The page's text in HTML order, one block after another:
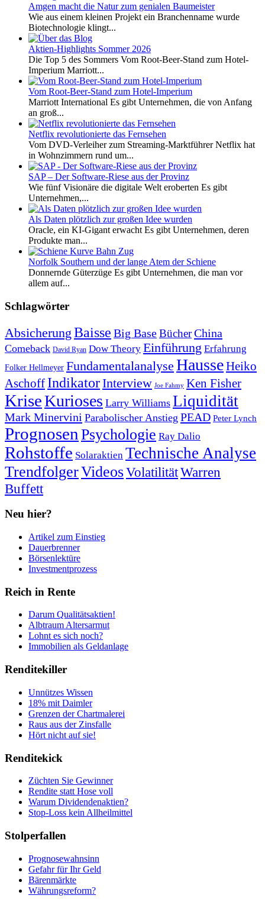
Amgen macht die Natur zum genialen Baumeister
Wie aus einem kleinen Projekt ein Branchenname wurde
Biotechnologie klingt...
Aktien-Highlights Sommer 2026
Die Top 5 des Sommers Vom Root-Beer-Stand zum Hotel-
Imperium Marriott...
Vom Root-Beer-Stand zum Hotel-Imperium
Marriott International Es gibt Unternehmen, die von Anfang
an groß...
Netflix revolutionierte das Fernsehen
Vom DVD-Verleiher zum Streaming-Marktführer Netflix hat
in Wohnzimmern rund um...
SAP – Der Software-Riese aus der Provinz
Wie fünf Visionäre die digitale Welt eroberten Es gibt
Unternehmen,...
Als Daten plötzlich zur großen Idee wurden
Oracle, ein KI-Gigant erwacht Es gibt Unternehmen, deren
Produkte man...
Norfolk Southern und der lange Atem der Schiene
Donnernde Güterzüge Es gibt Unternehmen, die man vor
allem auf...
Schlagwörter
Absicherung Baisse Big BaseBücherChina
Comeback David Ryan Dow Theory Einführung Erfahrung
Folker Hellmeyer Fundamentalanalyse HausseHeiko
Aschoff IndikatorInterview Joe Fahmy Ken Fisher
KriseKurioses Larry Williams Liquidität
Mark Minervini Parabolischer Anstieg PEAD Peter Lynch
Prognosen Psychologie Ray Dalio
Rohstoffe Solaraktien Technische Analyse
TrendfolgerVideosVolatilitätWarren
Buffett
Neu hier?
Artikel zum Einstieg
Dauerbrenner
Börsenlektüre
Investmentprozess
Reich in Rente
Darum Qualitätsaktien!
Albtraum Altersarmut
Lohnt es sich noch?
Immobilien als Geldanlage
Renditekiller
Unnützes Wissen
18% mit Daimler
Grenzen der Chartmalerei
Raus aus der Zinsfalle
Hört nicht auf sie!
Renditekick
Züchten Sie Gewinner
Rendite statt Hose voll
Warum Dividendenaktien?
Stop-Loss kein Allheilmittel
Stolperfallen
Prognosewahnsinn
Gefahr für Ihr Geld
Bärenmärkte
Währungsreform?